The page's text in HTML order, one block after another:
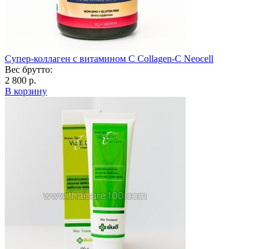
Супер-коллаген с витамином С Collagen-C Neocell
Вес брутто:
2 800 р.
В корзину